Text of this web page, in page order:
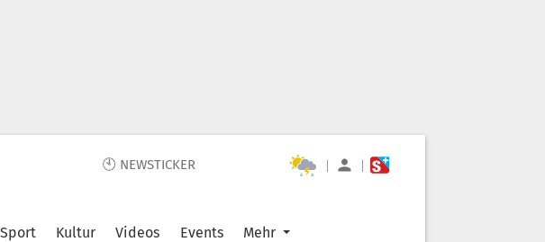
🕙 NEWSTICKER | |
Sport Kultur Videos Events Mehr